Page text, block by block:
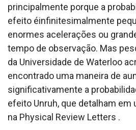
principalmente porque a
efeito éinfinitesimalmente
enormes acelerações ou
tempo de observação. Mas
da Universidade de Waterloo
encontrado uma maneira de
significativamente a
efeito Unruh, que detalham
na Physical Review Letters .